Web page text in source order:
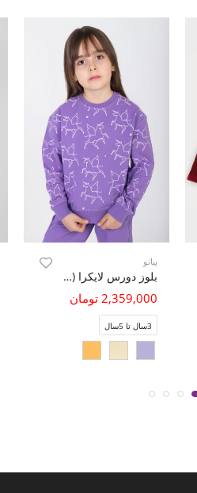
پیانو
بلوز دورس لایکرا (ست با کد 10708)
2,359,000 تومان
3سال تا 5سال